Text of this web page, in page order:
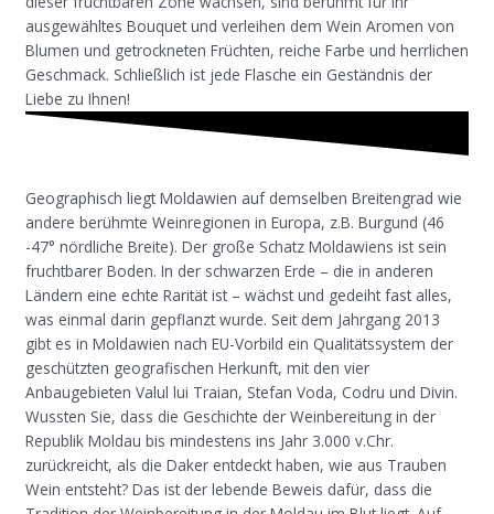
ausgewähltes Bouquet und verleihen dem Wein Aromen von
Blumen und getrockneten Früchten, reiche Farbe und herrlichen
Geschmack. Schließlich ist jede Flasche ein Geständnis der
Liebe zu Ihnen!
Geographisch liegt Moldawien auf demselben Breitengrad wie
andere berühmte Weinregionen in Europa, z.B. Burgund (46
-47° nördliche Breite). Der große Schatz Moldawiens ist sein
fruchtbarer Boden. In der schwarzen Erde – die in anderen
Ländern eine echte Rarität ist – wächst und gedeiht fast alles,
was einmal darin gepflanzt wurde. Seit dem Jahrgang 2013
gibt es in Moldawien nach EU-Vorbild ein Qualitätssystem der
geschützten geografischen Herkunft, mit den vier
Anbaugebieten Valul lui Traian, Stefan Voda, Codru und Divin.
Wussten Sie, dass die Geschichte der Weinbereitung in der
Republik Moldau bis mindestens ins Jahr 3.000 v.Chr.
zurückreicht, als die Daker entdeckt haben, wie aus Trauben
Wein entsteht? Das ist der lebende Beweis dafür, dass die